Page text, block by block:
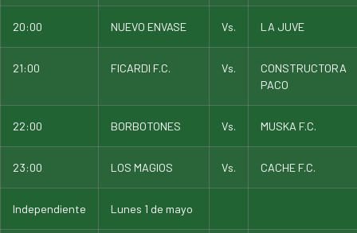
20:00 NUEVO ENVASE Vs. LA JUVE
21:00 FICARDI F.C. Vs.
CONSTRUCTORA
PACO
22:00 BORBOTONES Vs. MUSKA F.C.
23:00 LOS MAGIOS Vs. CACHE F.C.
Independiente Lunes 1 de mayo